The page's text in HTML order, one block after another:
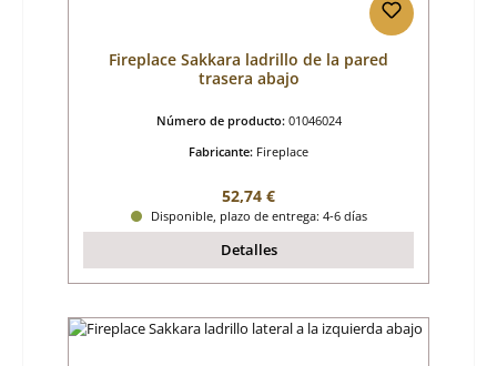
Fireplace Sakkara ladrillo de la pared
trasera abajo
Número de producto: 01046024
Fabricante: Fireplace
Precio normal:
52,74 €
Disponible, plazo de entrega: 4-6 días
Detalles